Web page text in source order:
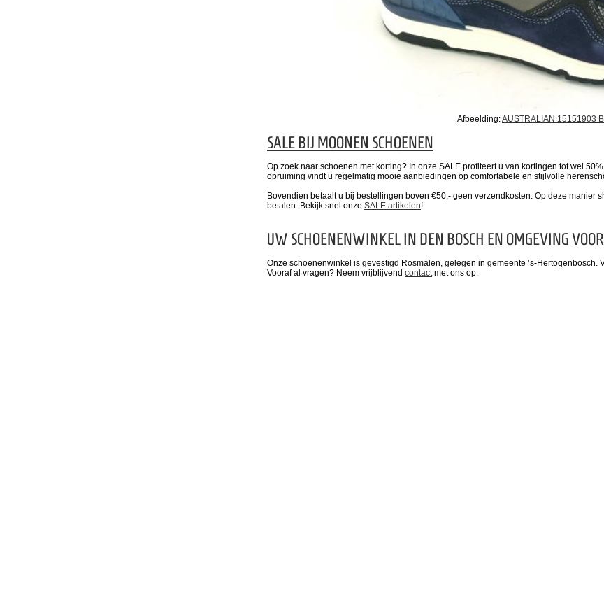
Afbeelding:AUSTRALIAN 15151903
SALEBIJ MOONEN SCHOENEN
Op zoek naar schoenen met korting? In onze SALE profiteert u van kortingen tot wel
opruiming vindt u regelmatig mooie aanbiedingen op comfortabele en stijlvolle
Bovendien betaalt u bij bestellingen boven €50,- geen verzendkosten. Op deze manier
betalen. Bekijk snel onze SALE artikelen!
UW SCHOENENWINKEL IN DEN BOSCH EN OMGEVING
Onze schoenenwinkel is gevestigd Rosmalen, gelegen in gemeente ’s-
Vooraf al vragen? Neem vrijblijvend contactmet ons op.